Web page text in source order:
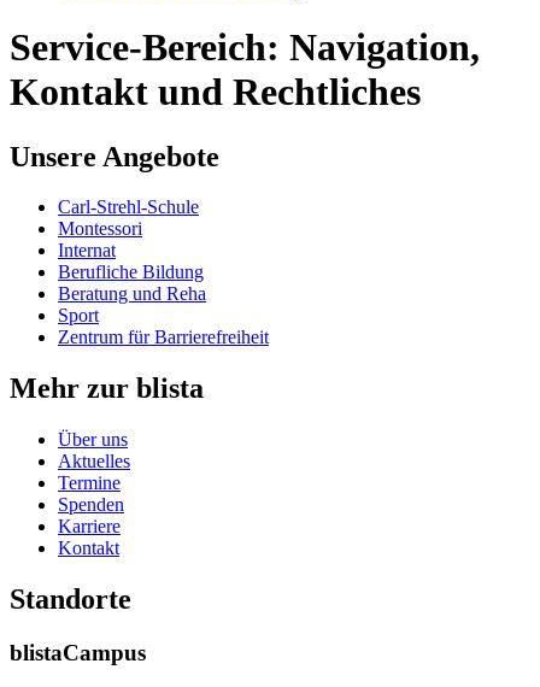
Service-Bereich: Navigation,
Kontakt und Rechtliches
Unsere Angebote
Carl-Strehl-Schule
Montessori
Internat
Berufliche Bildung
Beratung und Reha
Sport
Zentrum für Barrierefreiheit
Mehr zur blista
Über uns
Aktuelles
Termine
Spenden
Karriere
Kontakt
Standorte
blistaCampus